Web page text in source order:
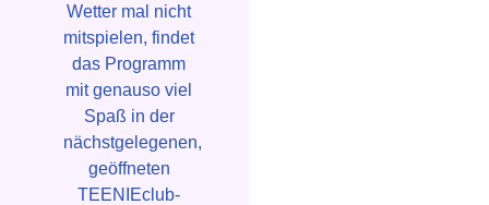
Wetter mal nicht
mitspielen, findet
das Programm
mit genauso viel
Spaß in der
nächstgelegenen,
geöffneten
TEENIEclub-